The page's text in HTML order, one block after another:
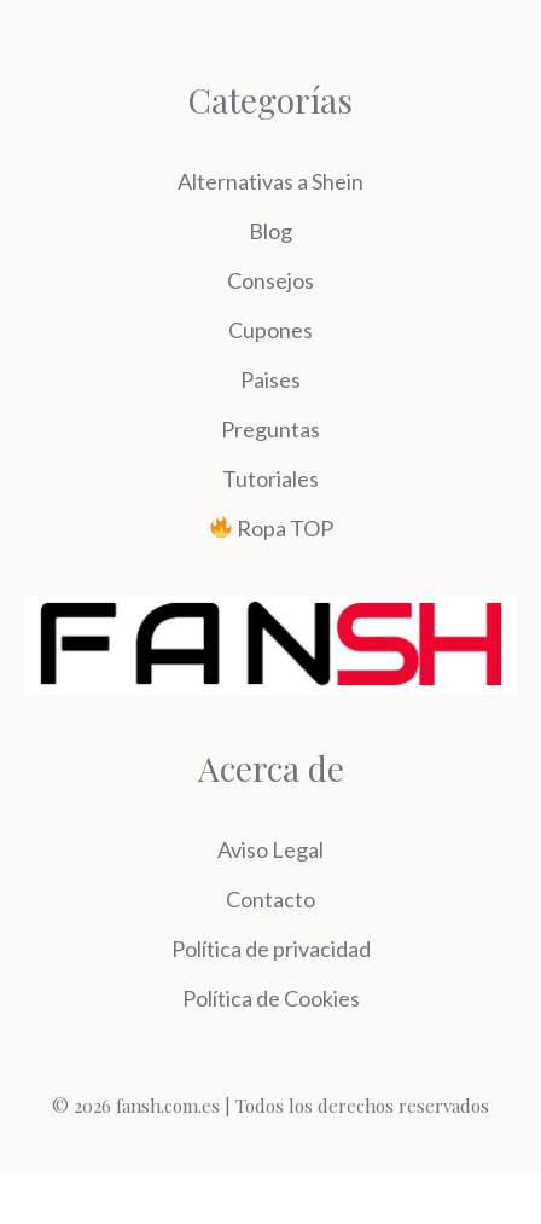
Categorías
Alternativas a Shein
Blog
Consejos
Cupones
Paises
Preguntas
Tutoriales
Ropa TOP
Acerca de
Aviso Legal
Contacto
Política de privacidad
Política de Cookies
© 2026 fansh.com.es | Todos los derechos reservados